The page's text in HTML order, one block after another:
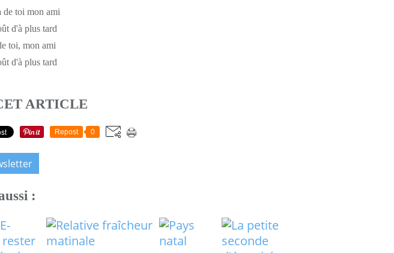
de toi mon ami
d'à plus tard
toi, mon ami
d'à plus tard
ARTICLE
Repost 0
: